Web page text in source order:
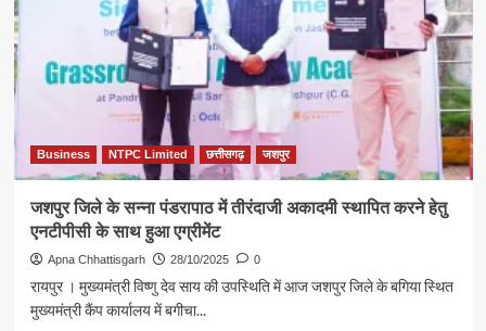
भैंसामुड़ा
दिखा
मुख्यमंत्री
Business NTPC Limited छत्तीसगढ़ जशपुर
जशपुर जिले के सन्ना पंडरापाठ में तीरंदाजी अकादमी स्थापित करने हेतु
एनटीपीसी के साथ हुआ एग्रीमेंट
Apna Chhattisgarh 28/10/2025 0
रायपुर । मुख्यमंत्री विष्णु देव साय की उपस्थिति में आज जशपुर जिले के बगिया स्थित
मुख्यमंत्री कैंप कार्यालय में बगीचा...